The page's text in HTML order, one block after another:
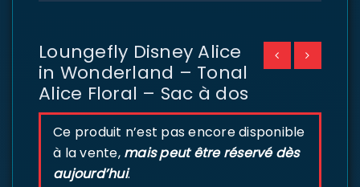
Loungefly Disney Alice
in Wonderland – Tonal
Alice Floral – Sac à dos
Ce produit n’est pas encore disponible
à la vente, mais peut être réservé dès
aujourd’hui.